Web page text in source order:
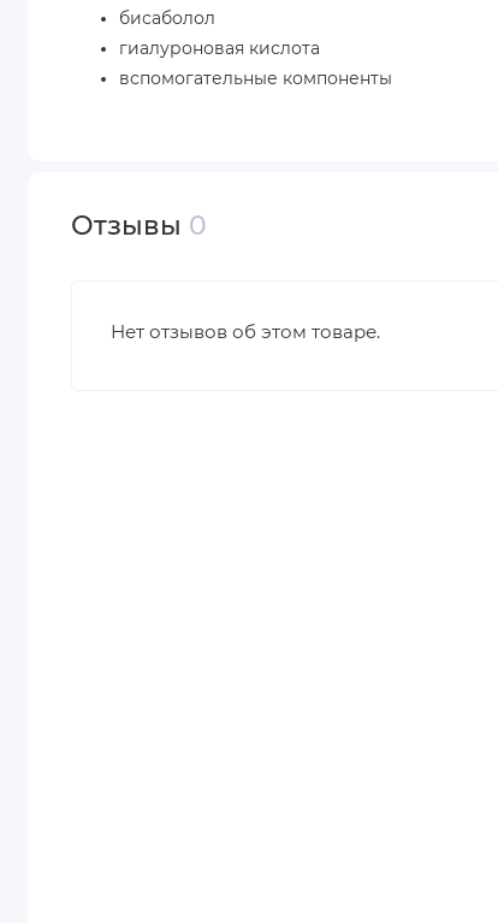
бисаболол
гиалуроновая кислота
вспомогательные компоненты
Отзывы 0
Нет отзывов об этом товаре.